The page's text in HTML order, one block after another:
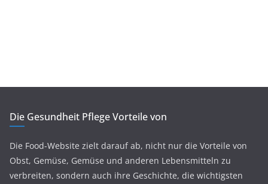
Die Gesundheit Pflege Vorteile von
Die Food-Website zielt darauf ab, nicht nur die Vorteile von
Obst, Gemüse, Gemüse und anderen Lebensmitteln zu
verbreiten, sondern auch ihre Geschichte, die wichtigsten